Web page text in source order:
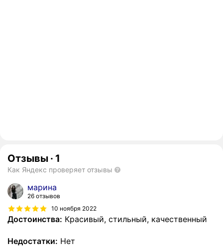
Отзывы · 1
Как Яндекс проверяет отзывы
марина
26 отзывов
10 ноября 2022
Достоинства: Красивый, стильный, качественный
Недостатки: Нет